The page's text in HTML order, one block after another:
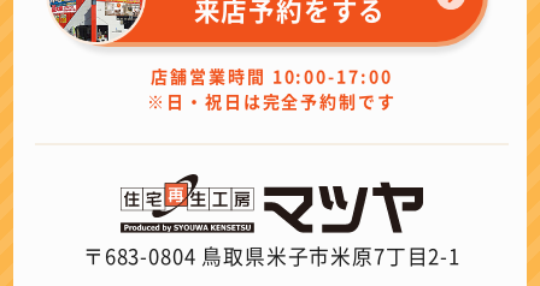
来店予約をする
店舗営業時間 10:00-17:00
※日・祝日は完全予約制です
〒683-0804 鳥取県米子市米原7丁目2-1